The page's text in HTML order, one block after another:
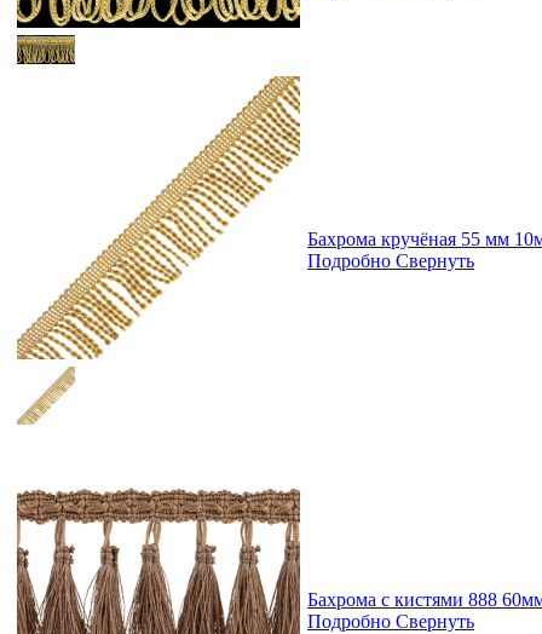
Бахрома кручёная 55 мм
Подробно Свернуть
Бахрома с кистями 888
Подробно Свернуть